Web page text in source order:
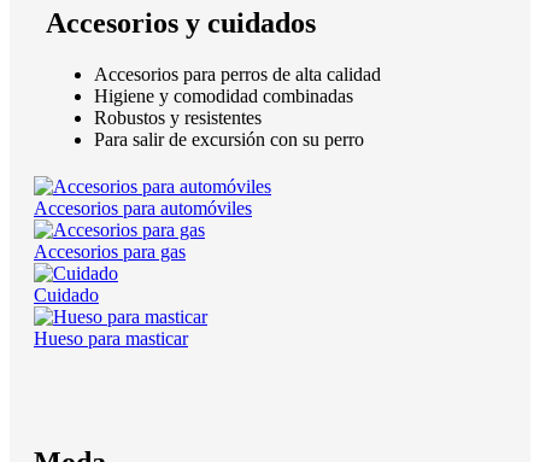
Accesorios y cuidados
Accesorios para perros de alta calidad
Higiene y comodidad combinadas
Robustos y resistentes
Para salir de excursión con su perro
Accesorios para automóviles
Accesorios para gas
Cuidado
Hueso para masticar